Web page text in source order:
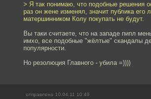
> Я так понимаю, что подобные решения
раз он жене изменял, значит публика
матершинником Колу покупать не будут.
Вы таки считаете, что на западе пипл
имхо, все подобные "жёлтые" скандалы
популярности.
Но резолюция Главного - убила =))))
отправлено 10.04.11 10:49